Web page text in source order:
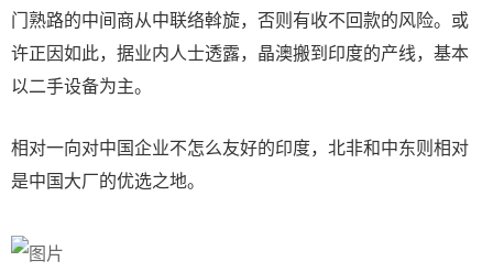
门熟路的中间商从中联络斡旋，否则有收不回款的风险。或
许正因如此，据业内人士透露，晶澳搬到印度的产线，基本
以二手设备为主。
相对一向对中国企业不怎么友好的印度，北非和中东则相对
是中国大厂的优选之地。